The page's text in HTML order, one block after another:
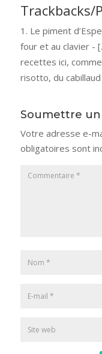
Trackbacks/
Le piment
four et au clavier -
recettes ici,
risotto, du
Soumettre
Votre adresse e-
obligatoires sont